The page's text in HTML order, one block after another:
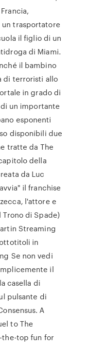
un trasportatore
il figlio di un
di Miami.
il bambino
di terroristi allo
in grado di
un importante
esponenti
disponibili due
tratte da The
della
da Luc
il franchise
l'attore e
di Spade)
Streaming
in
Se non vedi
il
casella di
pulsante di
A
to The
the-top fun for